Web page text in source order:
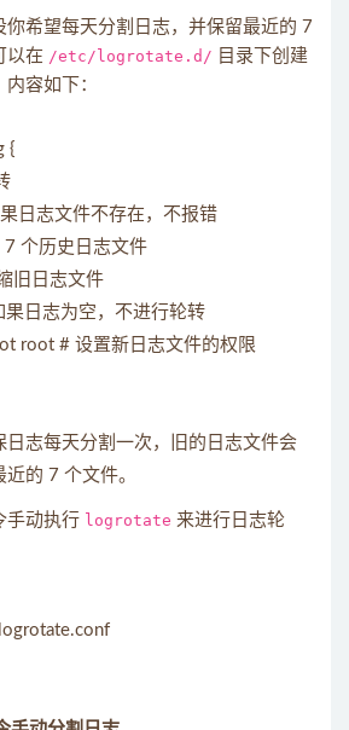
你希望每天分割日志，并保留最近的 7
以在 /etc/logrotate.d/ 目录下创建
容如下：
{
日志文件不存在，不报错
个历史日志文件
旧日志文件
日志为空，不进行轮转
root # 设置新日志文件的权限
日志每天分割一次，旧的日志文件会
的 7 个文件。
手动执行 logrotate 来进行日志轮